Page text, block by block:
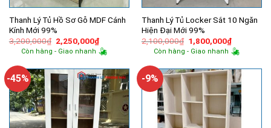
Thanh Lý Tủ Hồ Sơ Gỗ MDF Cánh
Kính Mới 99%
3,200,000₫ Giá
gốc
là:
2,250,000₫Giá
hiện
tại
2,250,000₫.
Còn hàng - Giao nhanh
Thanh Lý Tủ Locker Sắt 10 Ngăn
Hiện Đại Mới 99%
2,100,000₫ Giá
gốc
là:
1,800,000₫Giá
hiện
tại
Còn hàng - Giao nhanh
-45% -9%